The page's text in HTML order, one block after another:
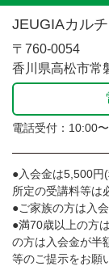
JEUGIAカル
〒760-0054
香川県高松市
電話受付：10:00
●入会金は5,500円
所定の受講料等は
●ご家族の方は入
●満70歳以上の方
の方は入会金が半
等のご提示をお願